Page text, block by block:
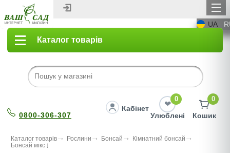
UA
Каталог товарів
0800-306-307
Кабінет
0
Улюблені
0
Кошик
Каталог товарів Рослини Бонсай
Кімнатний бонсай
Бонсай мікс